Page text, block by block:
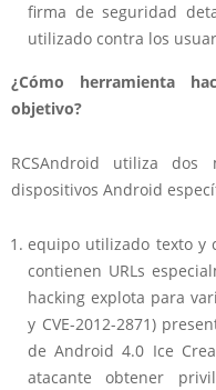
firma de seguridad
utilizado contra los
¿Cómo herramienta
objetivo?
RCSAndroid utiliza dos
dispositivos Android
equipo utilizado texto y
contienen URLs
hacking explota para
y CVE-2012-2871)
de Android 4.0 Ice
atacante obtener